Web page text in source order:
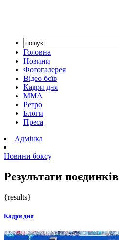
Головна
Новини
Фотогалерея
Відео боїв
Кадри дня
ММА
Ретро
Блоги
Преса
Адмінка
Новини боксу
Результати поєдинків
{results}
Кадри дня